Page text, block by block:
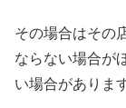
その場合はその
ならない場合が
い場合がありま